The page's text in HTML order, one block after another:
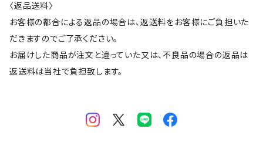
〈返品送料〉
お客様の都合による返品の場合は、返送料をお客様にご負担いた
だきますのでご了承ください。
お届けした商品が注文と違っていた又は、不良品の場合の返品は
返送料は当社で負担致します。